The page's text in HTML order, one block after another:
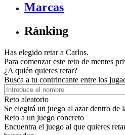
Marcas
Ránking
Has elegido retar a Carlos.
Para comenzar este reto de mentes
¿A quién quieres retar?
Busca a tu contrincante entre los
Reto aleatorio
Se elegirá un juego al azar dentro de
Reto a un juego concreto
Encuentra el juego al que quieres